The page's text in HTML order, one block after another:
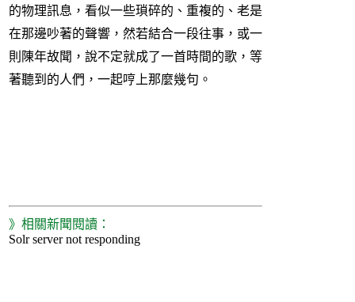
的物理訊息，看似一些瑣碎的、重複的、老是
在那邊吵著的聲響，然若結合一段往事，或一
則陳年故聞，說不定就成了一首時間的歌，等
著聽到的人們，一起哼上那麼幾句。
》相關新聞閱讀：
Solr server not responding